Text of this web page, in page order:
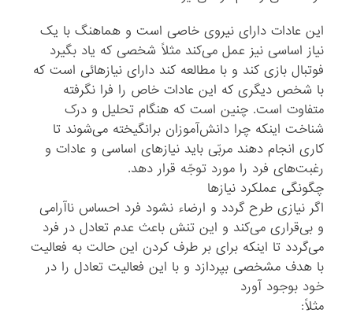
این عادات دارای نیروی خاصی است و هماهنگ با یک
نیاز اساسی نیز عمل می‌کند مثلاً شخصی که یاد بگیرد
فوتبال بازی کند و با مطالعه کند دارای نیازهائی است که
با شخص دیگری که این عادات خاص را فرا نگرفته
متفاوت است. چنین است که هنگام تحلیل و درک
شناخت اینکه چرا دانش‌آموزان برانگیخته می‌شوند تا
کاری انجام دهند مربّی باید نیازهای اساسی و عادات و
رغبت‌های فرد را مورد توجّه قرار دهد.
چگونگی عملکرد نیازها
اگر نیازی طرح گردد و ارضاء نشود فرد احساس ناآرامی
و بی‌قراری می‌کند و این تنش باعث عدم تعادل در فرد
می‌گردد تا اینکه برای بر طرف کردن این حالت به فعالیت
با هدف مشخصی بپردازد و با این فعالیت تعادل را در
خود بوجود آورد
مثلاً: